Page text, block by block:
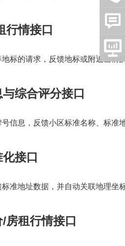
行情接口
标的请求，反馈地标或附近当前
综合评分接口
信息，反馈小区标准名称、标
接口
准地址数据，并自动关联地理坐
房租行情接口